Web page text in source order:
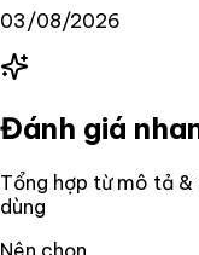
03/08/2026
Đánh giá
Tổng hợp từ mô tả
dùng
Nên chọn